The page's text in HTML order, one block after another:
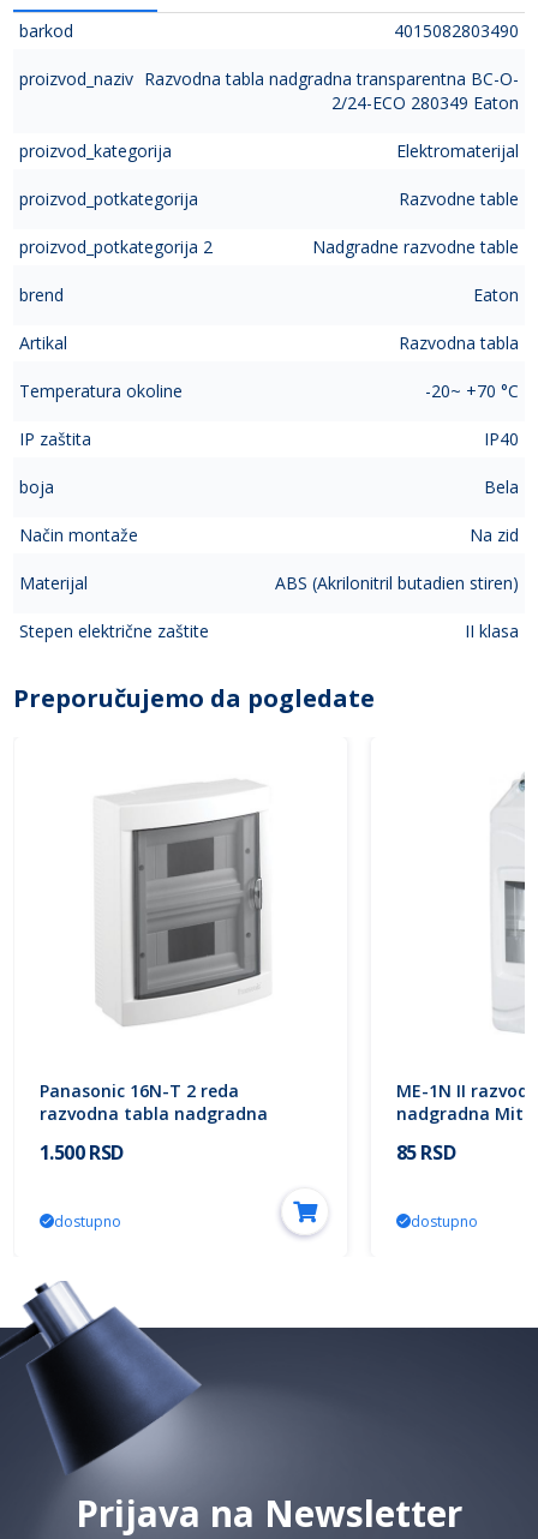
barkod 4015082803490
proizvod_naziv Razvodna tabla nadgradna transparentna BC-O-
2/24-ECO 280349 Eaton
proizvod_kategorija Elektromaterijal
proizvod_potkategorija Razvodne table
proizvod_potkategorija 2 Nadgradne razvodne table
brend Eaton
Artikal Razvodna tabla
Temperatura okoline -20~ +70 °C
IP zaštita IP40
boja Bela
Način montaže Na zid
Materijal ABS (Akrilonitril butadien stiren)
Stepen električne zaštite II klasa
Preporučujemo da pogledate
Panasonic 16N-T 2 reda
razvodna tabla nadgradna
1.500 RSD
dostupno
ME-1N II
nadgradna
85 RSD
dostupno
Prijava na Newsletter